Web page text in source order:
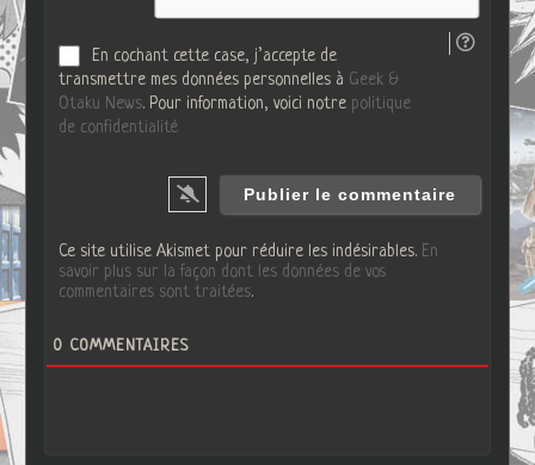
En cochant cette case, j’accepte de
transmettre mes données personnelles à Geek &
Otaku News. Pour information, voici notre politique
de confidentialité
Ce site utilise Akismet pour réduire les indésirables. En
savoir plus sur la façon dont les données de vos
commentaires sont traitées.
0 COMMENTAIRES